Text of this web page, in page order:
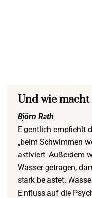
Und wie
Björn Rath
Eigentlich empfiehlt
„beim Schwimmen
aktiviert. Außerdem
Wasser getragen,
stark belastet.
Einfluss auf die